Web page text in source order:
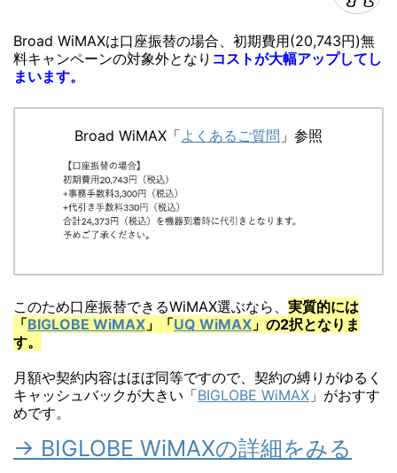
Broad WiMAXは口座振替の場合、初期費用(20,743円)無
料キャンペーンの対象外となり コストが大幅アップしてし
まいます。
Broad WiMAX「よくあるご質問 」参照
このため口座振替できるWiMAX選ぶなら、 実質的には
「BIGLOBE WiMAX 」「UQ WiMAX 」の2択となりま
す。
月額や契約内容はほぼ同等ですので、契約の縛りがゆるく
キャッシュバックが大きい「BIGLOBE WiMAX 」がおすす
めです。
→ BIGLOBE WiMAXの詳細をみる